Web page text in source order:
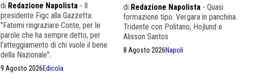
di Redazione Napolista - Il
presidente Figc alla Gazzetta:
"Fatemi ringraziare Conte, per le
parole che ha sempre detto, per
l’atteggiamento di chi vuole il bene
della Nazionale".
9 Agosto 2026Edicola
di Redazione Napolista - Quasi
formazione tipo. Vergara in panchina.
Tridente con Politano, Hojlund e
Alisson Santos
8 Agosto 2026Napoli